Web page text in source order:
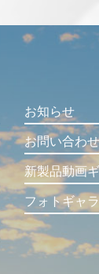
お知らせ
お問い合わせ
新製品動画
フォトギャ